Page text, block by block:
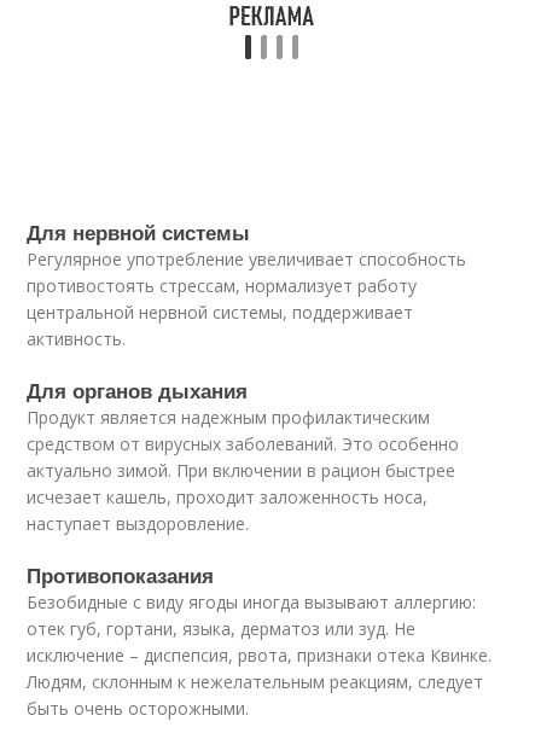
Для нервной системы
Регулярное употребление увеличивает способность
противостоять стрессам, нормализует работу
центральной нервной системы, поддерживает
активность.
Для органов дыхания
Продукт является надежным профилактическим
средством от вирусных заболеваний. Это особенно
актуально зимой. При включении в рацион быстрее
исчезает кашель, проходит заложенность носа,
наступает выздоровление.
Противопоказания
Безобидные с виду ягоды иногда вызывают аллергию:
отек губ, гортани, языка, дерматоз или зуд. Не
исключение – диспепсия, рвота, признаки отека Квинке.
Людям, склонным к нежелательным реакциям, следует
быть очень осторожными.